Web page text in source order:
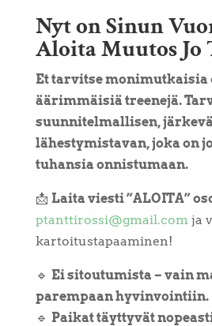
Nyt on Sinun
Aloita Muutos Jo
Et tarvitse monimutkaisia
äärimmäisiä treenejä.
suunnitelmallisen,
lähestymistavan, joka on
tuhansia onnistumaan.
📩 Laita viesti ”ALOITA”
ptanttirossi@gmail.com ja
kartoitustapaaminen!
🔹 Ei sitoutumista – vain
parempaan hyvinvointiin.
🔹 Paikat täyttyvät